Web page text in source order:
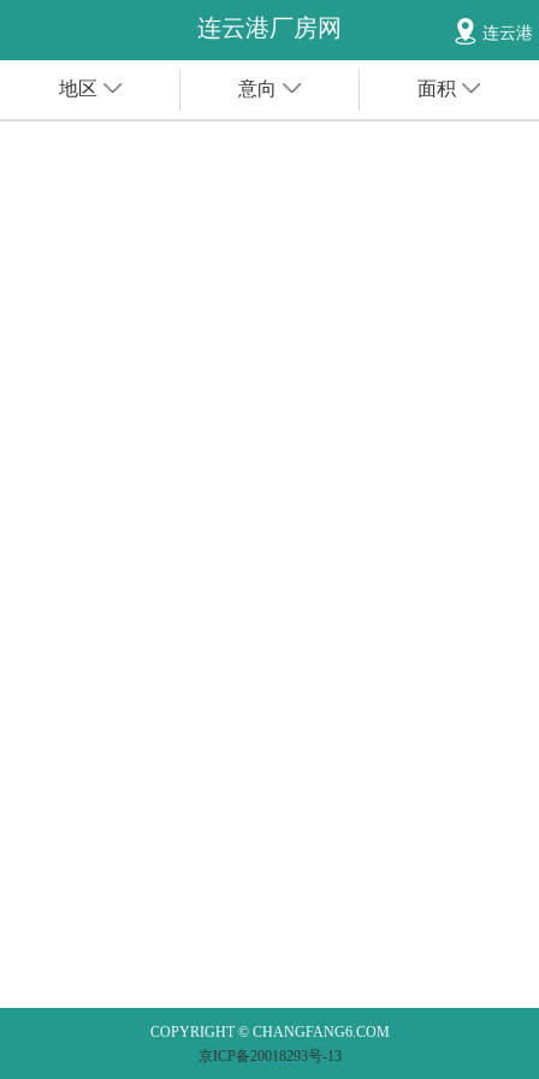
连云港厂房网 连云港
地区 意向 面积
COPYRIGHT © CHANGFANG6.COM
京ICP备20018293号-13